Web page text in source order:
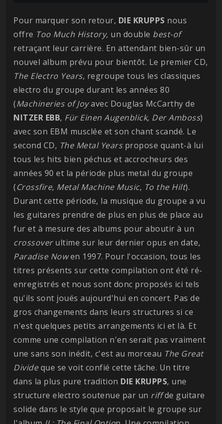
Pour marquer son retour, DIE KRUPPS nous
offre Too Much History, un double best-of
retraçant leur carrière. En attendant bien-sûr un
nouvel album prévu pour bientôt. Le premier CD,
The Electro Years, regroupe tous les classiques
electro du groupe durant les années 80
(Machineries of Joyavec Douglas McCarthy de
NITZER EBB, Für Einen Augenblick, Der Amboss)
avec son EBM musclée et son chant scandé. Le
second CD, The Metal Yearspropose quant-à lui
tous les hits bien péchus et accrocheurs des
années 90 et la période plus metal du groupe
(Crossfire, Metal Machine Music, To the Hilt).
Durant cette période, la musique du groupe a vu
les guitares prendre de plus en plus de place au
fur et à mesure des albums pour aboutir à un
crossoverultime sur leur dernier opus en date,
Paradise Nowen 1997. Pour l'occasion, tous les
titres présents sur cette compilation ont été ré-
enregistrés et nous sont donc proposés ici tels
qu'ils sont joués aujourd'hui en concert. Pas de
gros changements dans leurs structures si ce
n'est quelques petits arrangements ici et là. Et
comme une compilation n'en serait pas vraiment
une sans son inédit, c'est au morceau The Great
Divideque se voit confié cette tâche. Un titre
dans la plus pure tradition DIE KRUPPS, une
structure electro soutenue par un riffde guitare
solide dans le style que proposait le groupe sur